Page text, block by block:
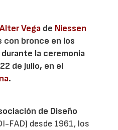
Alter Vega de Niessen
con bronce en los
durante la ceremonia
de julio, en el
.
de Diseño
FAD) desde 1961, los